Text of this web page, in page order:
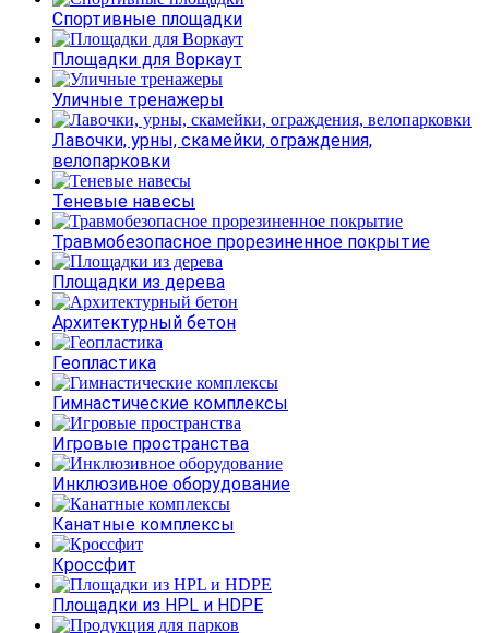
Спортивные площадки
Площадки для Воркаут
Уличные тренажеры
Лавочки, урны, скамейки, ограждения,
велопарковки
Теневые навесы
Травмобезопасное прорезиненное покрытие
Площадки из дерева
Архитектурный бетон
Геопластика
Гимнастические комплексы
Игровые пространства
Инклюзивное оборудование
Канатные комплексы
Кроссфит
Площадки из HPL и HDPE